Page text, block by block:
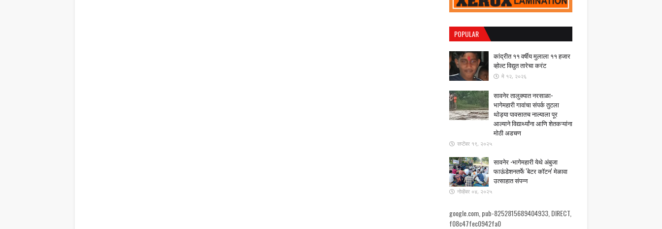
POPULAR
कांद्रीत ११ वर्षीय मुलाला ११ हजार
व्होल्ट विद्युत तारेचा करंट
मे १२, २०२६
सावनेर तालुक्यात नरसाळा-
भागेमहारी गावांचा संपर्क तुटला ​
थोड्या पावसातच नाल्याला पूर
आल्याने विद्यार्थ्यांना आणि शेतकऱ्यांना
मोठी अडचण
सप्टेंबर १९, २०२५
सावनेर -भागेमहारी येथे अंबुजा
फाऊंडेशनतर्फे 'बेटर कॉटन' मेळावा
उत्साहात संपन्न
नोव्हेंबर ०४, २०२५
google.com, pub-8252815689404933, DIRECT,
f08c47fec0942fa0